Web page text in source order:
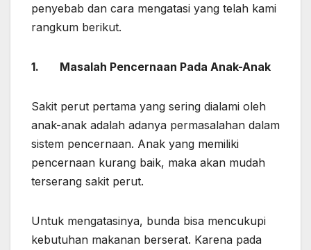
penyebab dan cara mengatasi yang telah kami
rangkum berikut.
1. Masalah Pencernaan Pada Anak-Anak
Sakit perut pertama yang sering dialami oleh
anak-anak adalah adanya permasalahan dalam
sistem pencernaan. Anak yang memiliki
pencernaan kurang baik, maka akan mudah
terserang sakit perut.
Untuk mengatasinya, bunda bisa mencukupi
kebutuhan makanan berserat. Karena pada